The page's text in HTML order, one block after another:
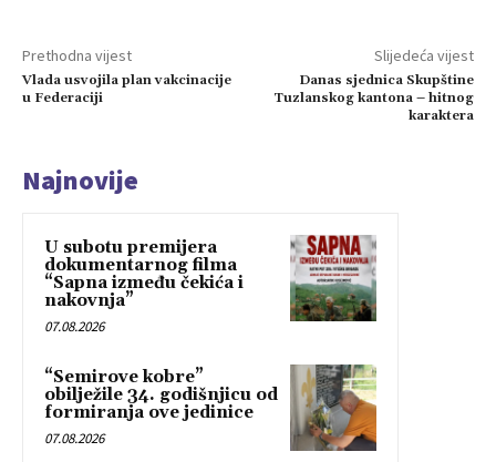
Prethodna vijest
Vlada usvojila plan vakcinacije
u Federaciji
Slijedeća vijest
Danas sjednica Skupštine
Tuzlanskog kantona – hitnog
karaktera
Najnovije
U subotu premijera
dokumentarnog filma
“Sapna između čekića i
nakovnja”
07.08.2026
“Semirove kobre”
obilježile 34. godišnjicu od
formiranja ove jedinice
07.08.2026